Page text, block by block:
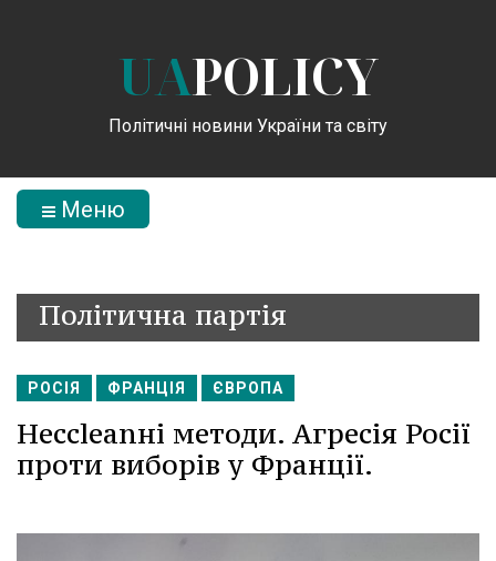
UAPOLICY
Політичні новини України та світу
Меню
Політична партія
РОСІЯ ФРАНЦІЯ ЄВРОПА
Несcleanні методи. Агресія Росії
проти виборів у Франції.